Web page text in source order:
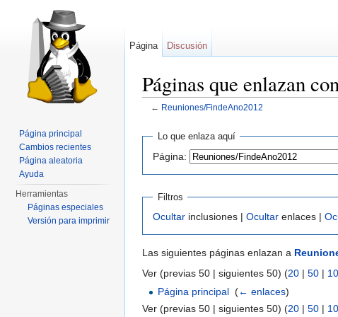
Páginas que enlazan
← Reuniones/FindeAno2012
Lo que enlaza aquí
Página:
Filtros
Ocultar inclusiones | Ocultar enlaces |
Las siguientes páginas enlazan a
Ver (previas 50 | siguientes 50) (20 | 50 |
Página principal (← enlaces)
Ver (previas 50 | siguientes 50) (20 | 50 |
Página Discusión
Página principal
Cambios recientes
Página aleatoria
Ayuda
Herramientas
Páginas especiales
Versión para imprimir